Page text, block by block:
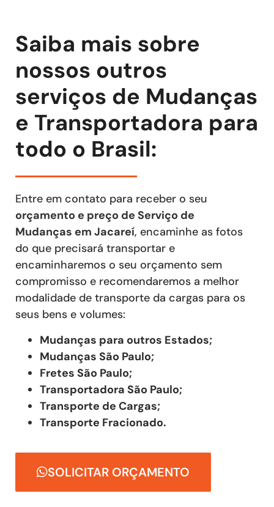
Saiba mais sobre
nossos outros
serviços de Mudanças
e Transportadora para
todo o Brasil:
Entre em contato para receber o seu
orçamento e preço de Serviço de
Mudanças em Jacareí, encaminhe as fotos
do que precisará transportar e
encaminharemos o seu orçamento sem
compromisso e recomendaremos a melhor
modalidade de transporte da cargas para os
seus bens e volumes:
Mudanças para outros Estados;
Mudanças São Paulo;
Fretes São Paulo;
Transportadora São Paulo;
Transporte de Cargas;
Transporte Fracionado.
SOLICITAR ORÇAMENTO